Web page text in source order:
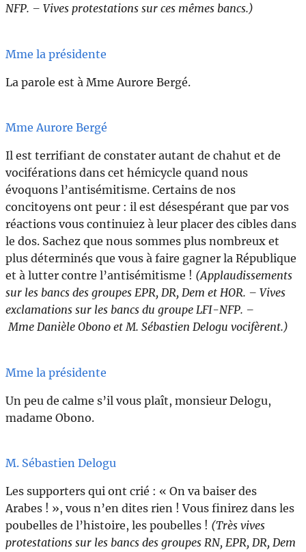
NFP. – Vives protestations sur ces mêmes bancs.)
Mme la présidente
La parole est à Mme Aurore Bergé.
Mme Aurore Bergé
Il est terrifiant de constater autant de chahut et de
vociférations dans cet hémicycle quand nous
évoquons l’antisémitisme. Certains de nos
concitoyens ont peur : il est désespérant que par vos
réactions vous continuiez à leur placer des cibles dans
le dos. Sachez que nous sommes plus nombreux et
plus déterminés que vous à faire gagner la République
et à lutter contre l’antisémitisme ! (Applaudissements
sur les bancs des groupes EPR, DR, Dem et HOR. – Vives
exclamations sur les bancs du groupe LFI-NFP. –
Mme Danièle Obono et M. Sébastien Delogu vocifèrent.)
Mme la présidente
Un peu de calme s’il vous plaît, monsieur Delogu,
madame Obono.
M. Sébastien Delogu
Les supporters qui ont crié : « On va baiser des
Arabes ! », vous n’en dites rien ! Vous finirez dans les
poubelles de l’histoire, les poubelles ! (Très vives
protestations sur les bancs des groupes RN, EPR, DR, Dem